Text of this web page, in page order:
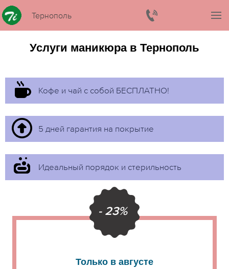
Тернополь
Услуги маникюра в Тернополь
Кофе и чай с собой БЕСПЛАТНО!
5 дней гарантия на покрытие
Идеальный порядок и стерильность
- 23%
Только в августе